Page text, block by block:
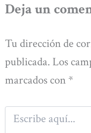
Deja un
Tu dirección de
publicada. Los
marcados con *
Escribe
aquí...